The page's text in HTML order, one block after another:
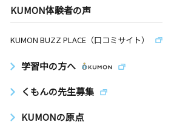
KUMON体験者の声
KUMON BUZZ PLACE（口コミサイト）
学習中の方へ
くもんの先生募集
KUMONの原点